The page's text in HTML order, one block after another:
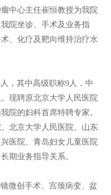
中心主任崔恒教授为我院
院坐诊、手术及业务指
、化疗及靶向维持治疗水
，其中高级职称9人，中
现聘原北京大学人民医院
院的妇科首席特聘专家。
北京大学人民医院、山东
医院、青岛妇女儿童医院
期业务指导关系。
微创手术、宫颈病变、盆